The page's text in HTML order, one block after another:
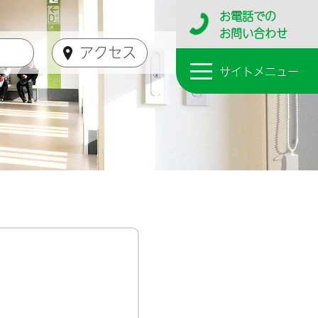
お電話での
お問い合わせ
サイトメニュー
アクセス